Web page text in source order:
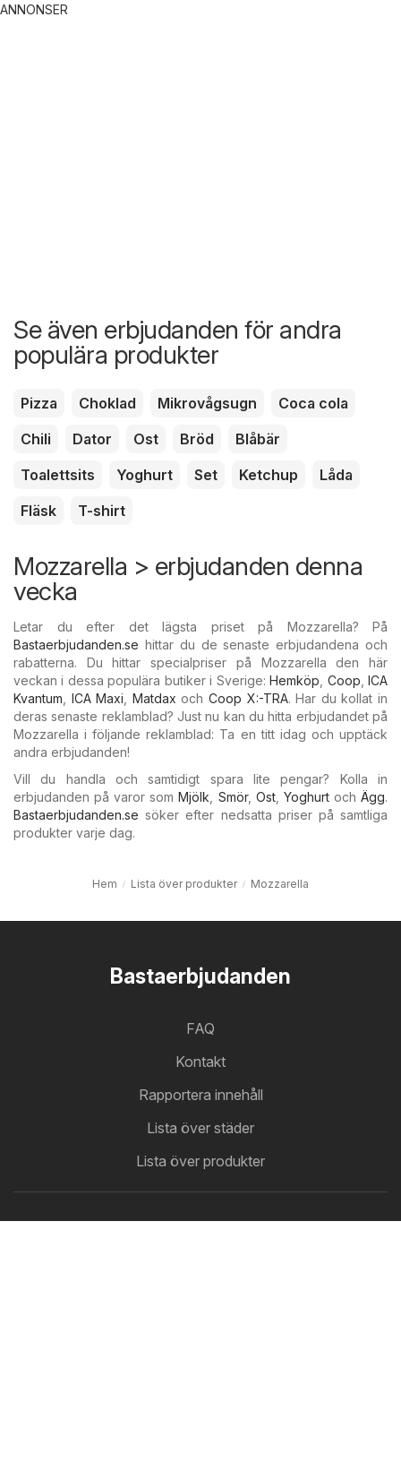
ANNONSER
Se även erbjudanden för andra
populära produkter
Pizza Choklad Mikrovågsugn
Coca cola
Chili
Dator Ost Bröd
Blåbär
Toalettsits
Yoghurt Set Ketchup
Låda
Fläsk
T-shirt
Mozzarella > erbjudanden denna
vecka
Letar du efter det lägsta priset på Mozzarella? På
Bastaerbjudanden.se hittar du de senaste erbjudandena och
rabatterna. Du hittar specialpriser på Mozzarella den här
veckan i dessa populära butiker i Sverige:Hemköp Coop ,ICA
Kvantum
ICA Maxi Matdax ochCoop X:-TRA. Har du kollat in
deras senaste reklamblad? Just nu kan du hitta erbjudandet på
Mozzarella i följande reklamblad: Ta en titt idag och upptäck
andra erbjudanden!
Vill du handla och samtidigt spara lite pengar? Kolla in
erbjudanden på varor somMjölk Smör, Ost, YoghurtochÄgg.
Bastaerbjudanden.se söker efter nedsatta priser på samtliga
produkter varje dag.
Hem Lista över produkter Mozzarella
Bastaerbjudanden
FAQ
Kontakt
Rapportera innehåll
Lista över städer
Lista över produkter